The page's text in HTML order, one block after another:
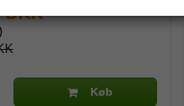
DKK
Køb